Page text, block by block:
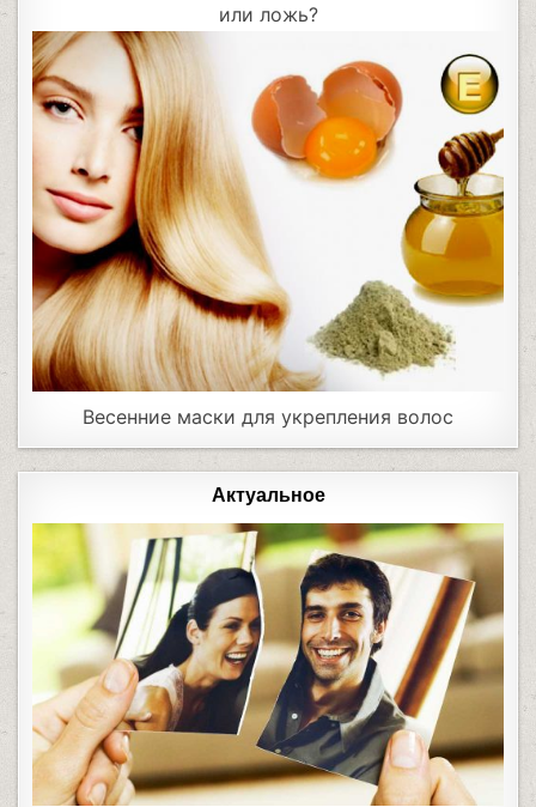
или ложь?
Весенние маски для укрепления волос
Актуальное